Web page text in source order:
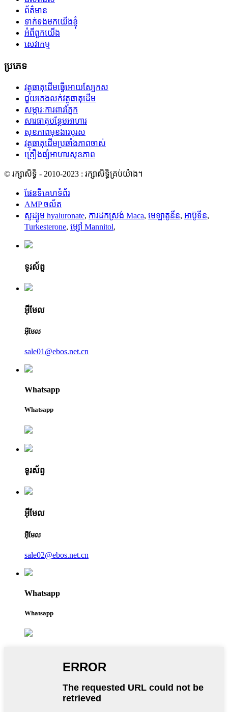
ព័ត៌មាន
ទាក់ទងមកយើងខ្ញុំ
អំពីពួកយើង
សេវាកម្ម
ប្រភេទ
វត្ថុធាតុដើមធ្វើអោយស្បែកស
ជួយគេងលក់វត្ថុធាតុដើម
សម្ភារៈការពារភ្នែក
សារធាតុបន្ថែមអាហារ
សុខភាពមុខងារបុរស
វត្ថុធាតុដើមប្រឆាំងភាពចាស់
គ្រឿងផ្សំអាហារសុខភាព
© រក្សាសិទ្ធិ - 2010-2023 : រក្សាសិទ្ធិគ្រប់យ៉ាង។
ផែនទីគេហទំព័រ
AMP ចល័ត
សូដ្យូម hyaluronate, ការដកស្រង់ Maca, មេឡាតូនីន, អាប៊ូទីន,
Turkesterone, ម្សៅ Mannitol,
ទូរស័ព្ទ
អ៊ីមែល
អ៊ីមែល
sale01@ebos.net.cn
Whatsapp
Whatsapp
ទូរស័ព្ទ
អ៊ីមែល
អ៊ីមែល
sale02@ebos.net.cn
Whatsapp
Whatsapp